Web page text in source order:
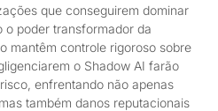
que conseguirem dominar
o poder transformador da
mantêm controle rigoroso sobre
o Shadow AI farão
enfrentando não apenas
também danos reputacionais